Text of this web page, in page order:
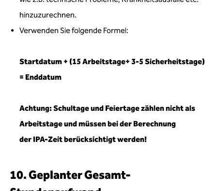
hinzuzurechnen.
Verwenden Sie folgende Formel:
Startdatum + (15 Arbeitstage+ 3-5 Sicherheitstage)
= Enddatum
Achtung: Schultage und Feiertage zählen nicht als
Arbeitstage und müssen bei der Berechnung
der IPA-Zeit berücksichtigt werden!
10. Geplanter Gesamt-